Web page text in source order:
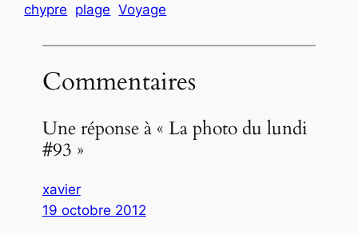
chypre plage Voyage
Commentaires
Une réponse à « La photo du lundi
#93 »
xavier
19 octobre 2012